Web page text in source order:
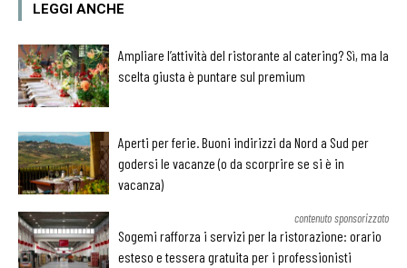
LEGGI ANCHE
Ampliare l’attività del ristorante al catering? Sì, ma la
scelta giusta è puntare sul premium
Aperti per ferie. Buoni indirizzi da Nord a Sud per
godersi le vacanze (o da scorprire se si è in
vacanza)
contenuto sponsorizzato
Sogemi rafforza i servizi per la ristorazione: orario
esteso e tessera gratuita per i professionisti